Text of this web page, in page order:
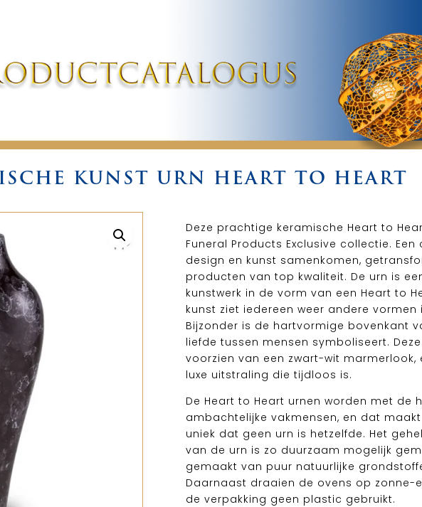
KUNST URN HEART TO HEART
Deze prachtige keramische Heart to
Funeral Products Exclusive collectie.
design en kunst samenkomen,
producten van top kwaliteit. De urn is
kunstwerk in de vorm van een Heart to
kunst ziet iedereen weer andere vormen
Bijzonder is de hartvormige bovenkant
liefde tussen mensen symboliseert.
voorzien van een zwart-wit marmerlook,
luxe uitstraling die tijdloos is.
De Heart to Heart urnen worden met de
ambachtelijke vakmensen, en dat
uniek dat geen urn is hetzelfde. Het
van de urn is zo duurzaam mogelijk
gemaakt van puur natuurlijke
Daarnaast draaien de ovens op zonne-
de verpakking geen plastic gebruikt.